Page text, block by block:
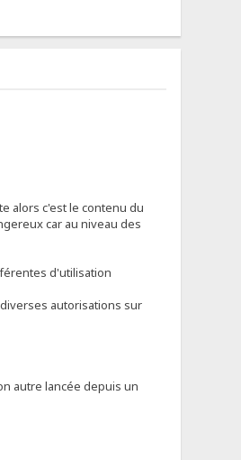
alors c'est le contenu du
car au niveau des
d'utilisation
autorisations sur
autre lancée depuis un